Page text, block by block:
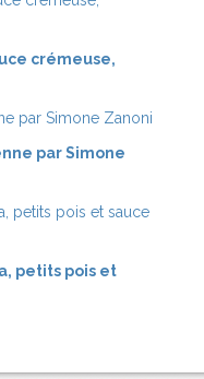
crémeuse,
par Simone
petits pois et